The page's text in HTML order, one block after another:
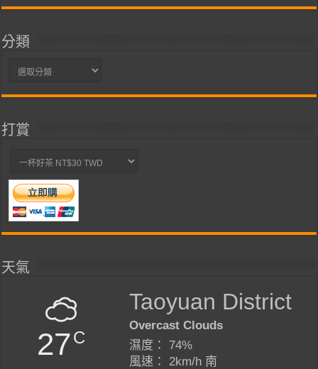
分類
分
打賞
天氣
27C
Taoyuan District
Overcast Clouds
濕度： 74%
風速： 2km/h 南